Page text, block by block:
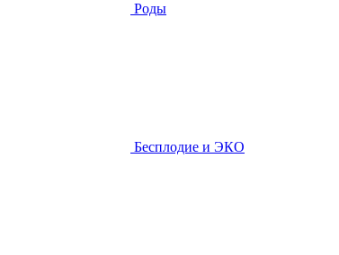
Роды
Бесплодие и ЭКО